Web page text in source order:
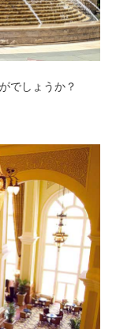
でしょうか？